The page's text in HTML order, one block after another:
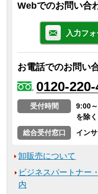
Webでのお問い合
入力フ
お電話でのお問い
0120-
受付時間
9:00
を除く
総合受付窓口
イン
卸販売について
ビジネスパートナー
内